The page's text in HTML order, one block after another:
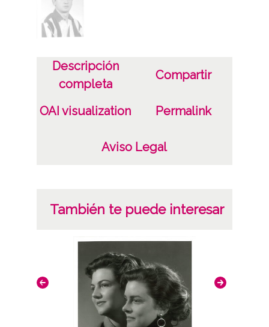
19601231
1960, enero, 1 a 1960, diciembre, 31
Notas
ES.01059.ATHA.SCH.PC-049765 /*|*/
originales: Celuloide 4x6, nº 2807
Licencia de las imágenes
Descripción
completa
Compartir
OAI visualization Permalink
Aviso Legal
También te puede interesar